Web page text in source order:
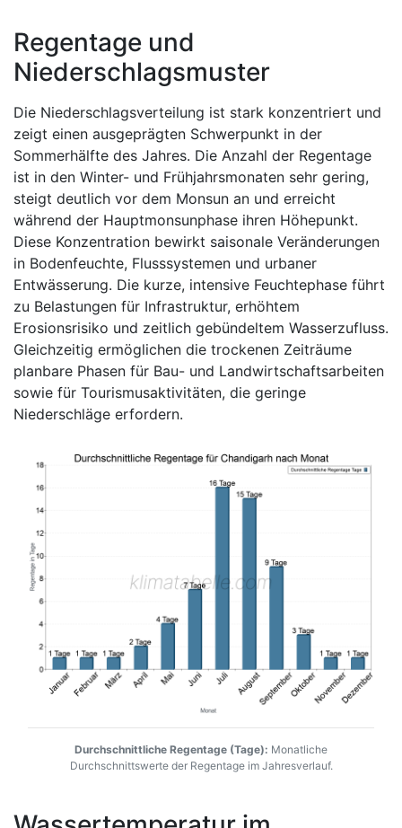
Regentage und
Niederschlagsmuster
Die Niederschlagsverteilung ist stark konzentriert und
zeigt einen ausgeprägten Schwerpunkt in der
Sommerhälfte des Jahres. Die Anzahl der Regentage
ist in den Winter- und Frühjahrsmonaten sehr gering,
steigt deutlich vor dem Monsun an und erreicht
während der Hauptmonsunphase ihren Höhepunkt.
Diese Konzentration bewirkt saisonale Veränderungen
in Bodenfeuchte, Flusssystemen und urbaner
Entwässerung. Die kurze, intensive Feuchtephase führt
zu Belastungen für Infrastruktur, erhöhtem
Erosionsrisiko und zeitlich gebündeltem Wasserzufluss.
Gleichzeitig ermöglichen die trockenen Zeiträume
planbare Phasen für Bau- und Landwirtschaftsarbeiten
sowie für Tourismusaktivitäten, die geringe
Niederschläge erfordern.
Durchschnittliche Regentage (Tage): Monatliche
Durchschnittswerte der Regentage im Jahresverlauf.